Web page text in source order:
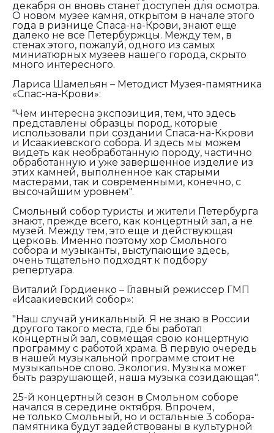
декабря он вновь станет доступен для осмотра.
О новом музее камня, открытом в начале этого
года в ризнице Спаса-на-Крови, знают еще
далеко не все Петербуржцы. Между тем, в
стенах этого, пожалуй, одного из самых
миниатюрных музеев нашего города, скрыто
много интересного.
Лариса Шамельян – Методист Музея-памятника
«Спас-на-Крови»:
"Чем интересна экспозиция, тем, что здесь
представлены образцы пород, которые
использовали при создании Спаса-на-Ккрови
и Исаакиевского собора. И здесь мы можем
видеть как необработанную породу, частично
обработанную и уже завершенное изделие из
этих камней, выполненное как старыми
мастерами, так и современными, конечно, с
высочайшим уровнем".
Смольный собор туристы и жители Петербурга
знают, прежде всего, как концертный зал, а не
музей. Между тем, это еще и действующая
церковь. Именно поэтому хор Смольного
собора и музыканты, выступающие здесь,
очень тщательно подходят к подбору
репертуара.
Виталий Гордиенко – Главный режиссер ГМП
«Исаакиевский собор»:
"Наш случай уникальный. Я не знаю в России
другого такого места, где бы работал
концертный зал, совмещая свою концертную
программу с работой храма. В первую очередь
в нашей музыкальной программе стоит не
музыкальное слово. Экология. Музыка может
быть разрушающей, наша музыка созидающая".
25-й концертный сезон в Смольном соборе
начался в середине октября. Впрочем,
не только Смольный, но и остальные 3 собора-
памятника будут задействованы в культурной